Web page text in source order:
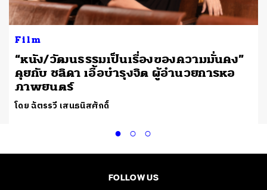
Film
“หนัง/วัฒนธรรมเป็นเรื่องของความมั่นคง”
คุยกับ ชลิดา เอื้อบำรุงจิต ผู้อำนวยการหอ
ภาพยนตร์
โดย ฉัตรรวี เสนธนิสศักดิ์
FOLLOW US